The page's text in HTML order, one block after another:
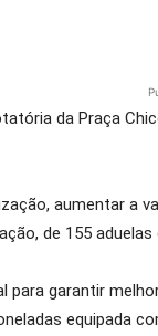
da Praça
aumentar a
de 155
garantir
equipada